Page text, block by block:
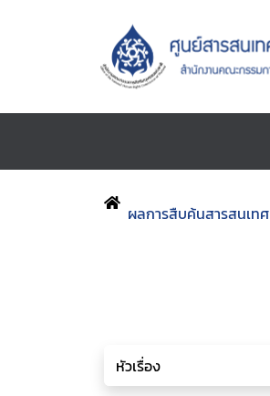
ผลการสืบค้นสารสนเทศ